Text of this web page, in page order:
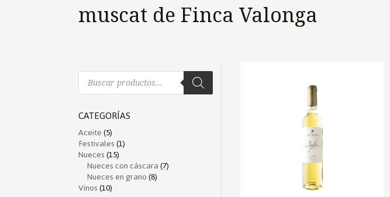
muscat de Finca Valonga
Búsqueda
productos
CATEGORÍAS
Aceite(5)
Festivales(1)
Nueces(15)
Nueces con cáscara(7)
Nueces en grano(8)
Vinos(10)